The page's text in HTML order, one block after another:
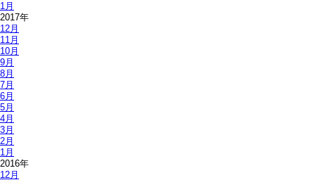
1月
2017年
12月
11月
10月
9月
8月
7月
6月
5月
4月
3月
2月
1月
2016年
12月